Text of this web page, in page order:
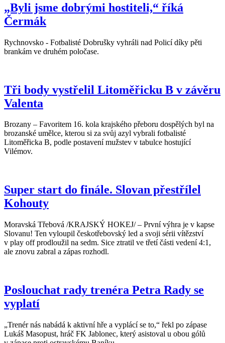
„Byli jsme dobrými hostiteli,“ říká
Čermák
Rychnovsko - Fotbalisté Dobrušky vyhráli nad Policí díky pěti
brankám ve druhém poločase.
Tři body vystřelil Litoměřicku B v závěru
Valenta
Brozany – Favoritem 16. kola krajského přeboru dospělých byl na
brozanské umělce, kterou si za svůj azyl vybrali fotbalisté
Litoměřicka B, podle postavení mužstev v tabulce hostující
Vilémov.
Super start do finále. Slovan přestřílel
Kohouty
Moravská Třebová /KRAJSKÝ HOKEJ/ – První výhra je v kapse
Slovanu! Ten vyloupil českotřebovský led a svoji sérii vítězství
v play off prodloužil na sedm. Sice ztratil ve třetí části vedení 4:1,
ale znovu zabral a zápas rozhodl.
Poslouchat rady trenéra Petra Rady se
vyplatí
„Trenér nás nabádá k aktivní hře a vyplácí se to,“ řekl po zápase
Lukáš Masopust, hráč FK Jablonec, který asistoval u obou gólů